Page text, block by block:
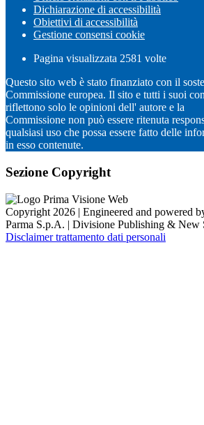
Dichiarazione di accessibilità
Obiettivi di accessibilità
Gestione consensi cookie
Pagina visualizzata 2581 volte
Questo sito web è stato finanziato con il
Commissione europea. Il sito e tutti i suoi
riflettono solo le opinioni dell' autore e la
Commissione non può essere ritenuta
qualsiasi uso che possa essere fatto delle
in esso contenute.
Sezione Copyright
Copyright 2026 | Engineered and powered
Parma S.p.A. | Divisione Publishing & New
Disclaimer trattamento dati personali